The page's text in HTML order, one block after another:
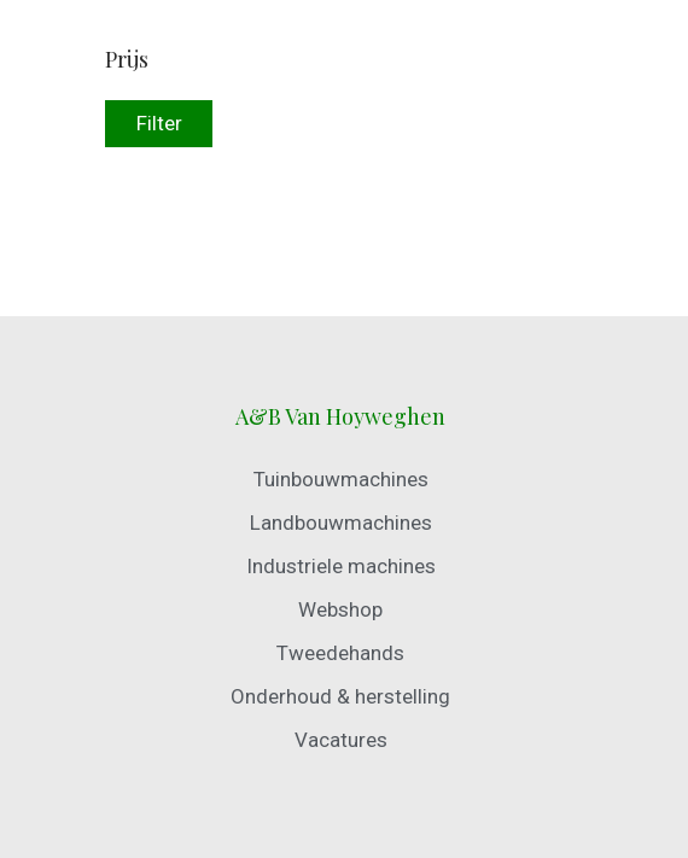
Prijs
Filter
A&B Van Hoyweghen
Tuinbouwmachines
Landbouwmachines
Industriele machines
Webshop
Tweedehands
Onderhoud & herstelling
Vacatures